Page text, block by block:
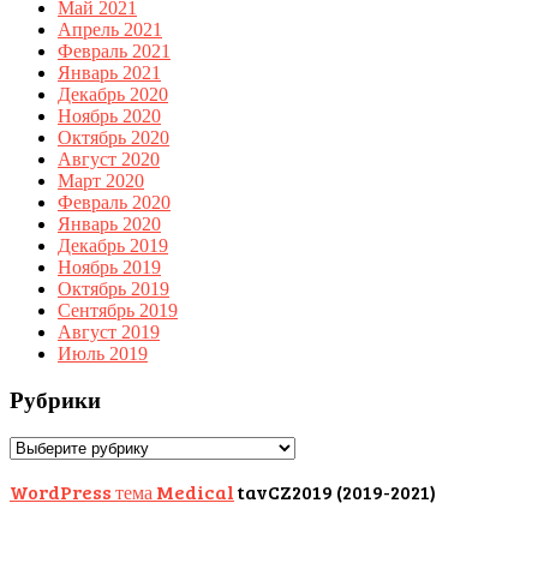
Май 2021
Апрель 2021
Февраль 2021
Январь 2021
Декабрь 2020
Ноябрь 2020
Октябрь 2020
Август 2020
Март 2020
Февраль 2020
Январь 2020
Декабрь 2019
Ноябрь 2019
Октябрь 2019
Сентябрь 2019
Август 2019
Июль 2019
Рубрики
Рубрики
WordPress тема MedicaltavCZ2019 (2019-2021)